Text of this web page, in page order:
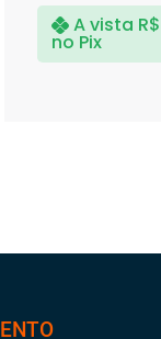
A vista R$
no Pix